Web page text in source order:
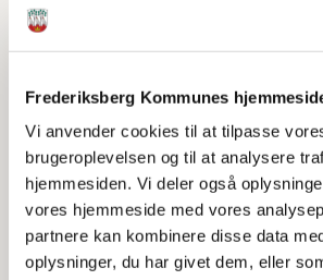
Frederiksberg Kommunes
Vi anvender cookies til at tilpasse
brugeroplevelsen og til at analysere
hjemmesiden. Vi deler også
vores hjemmeside med vores
partnere kan kombinere disse data
oplysninger, du har givet dem, eller
Kan jeg få søskenderabat?
Hvad koster det at benytte en plads i
kommune?